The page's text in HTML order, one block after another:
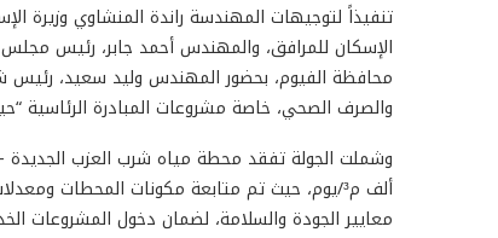
تنفيذاً لتوجيهات المهندسة راندة المنشاوي وزيرة
الإسكان للمرافق، والمهندس أحمد جابر، رئيس مجلس
محافظة الفيوم، بحضور المهندس وليد سعيد، رئيس
والصرف الصحي، خاصة مشروعات المبادرة الرئاسية
ألف م³/يوم، حيث تم متابعة مكونات المحطات
معايير الجودة والسلامة، لضمان دخول المشروعات